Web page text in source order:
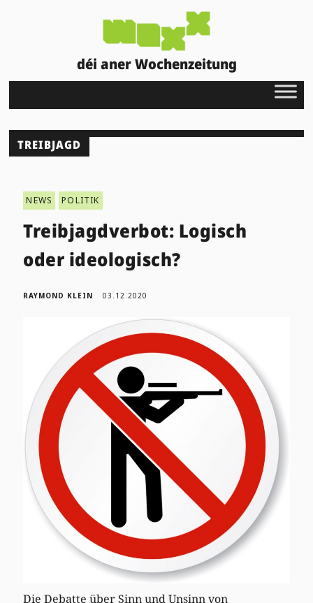
déi aner Wochenzeitung
TREIBJAGD
NEWS POLITIK
Treibjagdverbot: Logisch
oder ideologisch?
RAYMOND KLEIN 03.12.2020
Die Debatte über Sinn und Unsinn von